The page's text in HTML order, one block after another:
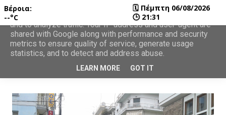
Βέροια:
--°C
🗓 Πέμπτη 06/08/2026
🕒 21:31
This site uses cookies from Google to deliver its services
and to analyze traffic. Your IP address and user-agent are
shared with Google along with performance and security
metrics to ensure quality of service, generate usage
statistics, and to detect and address abuse.
LEARN MORE GOT IT